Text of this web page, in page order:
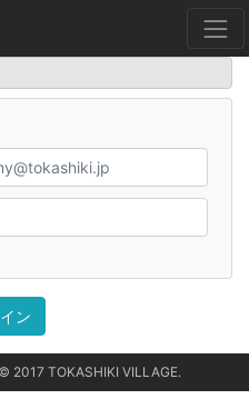
2017 TOKASHIKI VILLAGE.